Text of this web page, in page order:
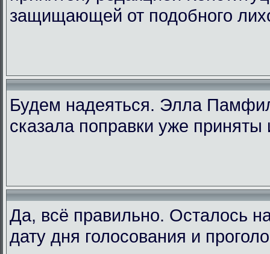
защищающей от подобного
Будем надеяться. Элла
сказала поправки уже
Да, всё правильно. Осталось
дату дня голосования и